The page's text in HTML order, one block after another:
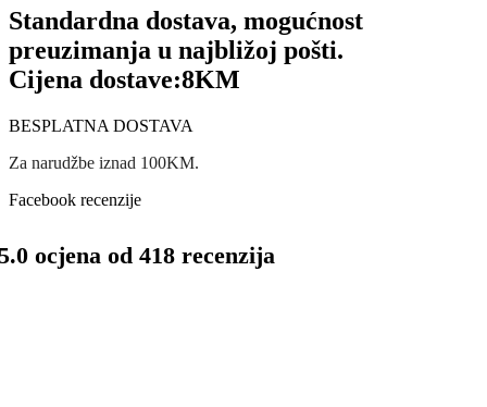
Standardna dostava, mogućnost
preuzimanja u najbližoj pošti.
Cijena dostave:8KM
BESPLATNA DOSTAVA
Za narudžbe iznad 100KM.
Facebook recenzije
ocjena od 418 recenzija